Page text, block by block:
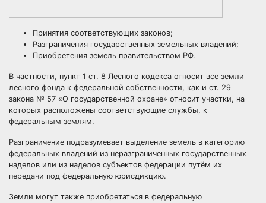
Принятия соответствующих законов;
Разграничения государственных земельных владений;
Приобретения земель правительством РФ.
В частности, пункт 1 ст. 8 Лесного кодекса относит все земли
лесного фонда к федеральной собственности, как и ст. 29
закона № 57 «О государственной охране» относит участки, на
которых расположены соответствующие службы, к
федеральным землям.
Разграничение подразумевает выделение земель в категорию
федеральных владений из неразграниченных государственных
наделов или из наделов субъектов федерации путём их
передачи под федеральную юрисдикцию.
Земли могут также приобретаться в федеральную